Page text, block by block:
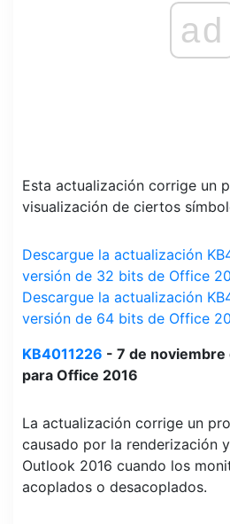
ad
Esta actualización corrige un
visualización de ciertos
Descargue la actualización
versión de 32 bits de Office
Descargue la actualización
versión de 64 bits de Office
KB4011226 - 7 de noviembre
para Office 2016
La actualización corrige un
causado por la renderización
Outlook 2016 cuando los
acoplados o desacoplados.